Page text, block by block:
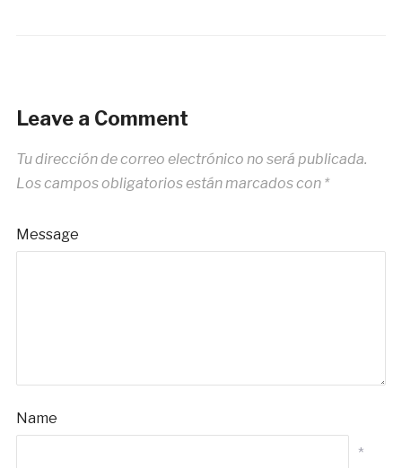
Leave a Comment
Tu dirección de correo electrónico no será publicada.
Los campos obligatorios están marcados con *
Message
Name
*